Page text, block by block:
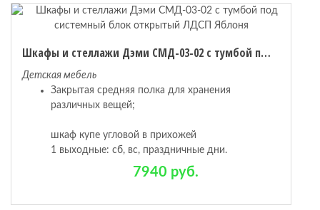
Шкафы и стеллажи Дэми СМД-03-02 с тумбой под системный блок открытый ЛДСП Яблоня
Детская мебель
Закрытая средняя полка для хранения
различных вещей;
шкаф купе угловой в прихожей
1 выходные: сб, вс, праздничные дни.
7940 руб.